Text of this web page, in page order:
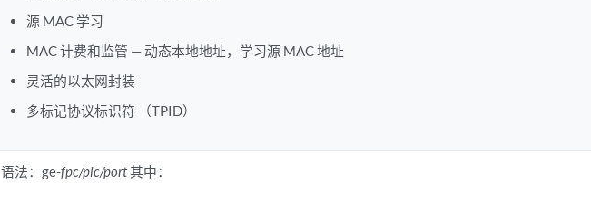
源 MAC 学习
MAC 计费和监管 — 动态本地地址，学习源 MAC 地址
灵活的以太网封装
多标记协议标识符 （TPID）
语法：ge-fpc/pic/port其中：